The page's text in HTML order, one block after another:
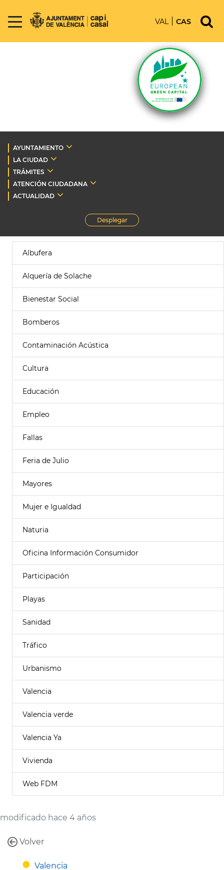
VAL CAS
AYUNTAMIENTO
LA CIUDAD
TRÁMITES
ATENCIÓN CIUDADANA
ACTUALIDAD
Desplegar
Albufera
Alquería de Solache
Bienestar Social
Bomberos
Contaminación Acústica
Cultura
Educación
Empleo
Fallas
Feria de Julio
Mayores
Mujer e Igualdad
Naturia
Oficina Información Consumidor
Participación
Playas
Sanidad
Tráfico
Urbanismo
Valencia
Valencia verde
Valencia Ya
Vivienda
Web FDM
modificado hace 4 años
Volver
Valencia